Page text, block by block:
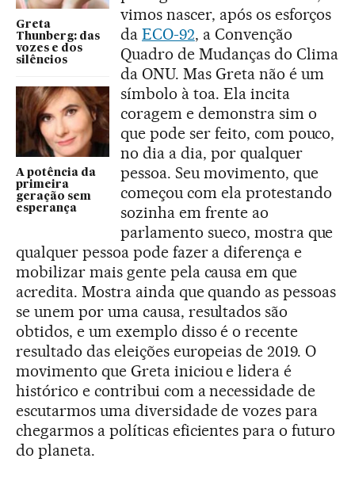
Greta
Thunberg: das
vozes e dos
silêncios
A potência da
primeira
geração sem
esperança
vimos nascer, após os esforços
da ECO-92, a Convenção
Quadro de Mudanças do Clima
da ONU. Mas Greta não é um
símbolo à toa. Ela incita
coragem e demonstra sim o
que pode ser feito, com pouco,
no dia a dia, por qualquer
pessoa. Seu movimento, que
começou com ela protestando
sozinha em frente ao
parlamento sueco, mostra que
qualquer pessoa pode fazer a diferença e
mobilizar mais gente pela causa em que
acredita. Mostra ainda que quando as pessoas
se unem por uma causa, resultados são
obtidos, e um exemplo disso é o recente
resultado das eleições europeias de 2019. O
movimento que Greta iniciou e lidera é
histórico e contribui com a necessidade de
escutarmos uma diversidade de vozes para
chegarmos a políticas eficientes para o futuro
do planeta.